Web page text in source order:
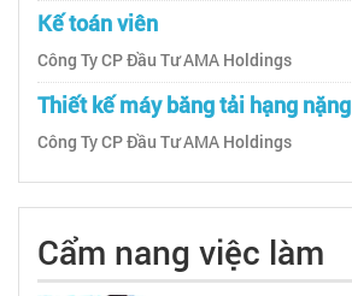
Kế toán viên
Công Ty CP Đầu Tư AMA Holdings
Thiết kế máy băng tải hạng nặng
Công Ty CP Đầu Tư AMA Holdings
Cẩm nang việc làm